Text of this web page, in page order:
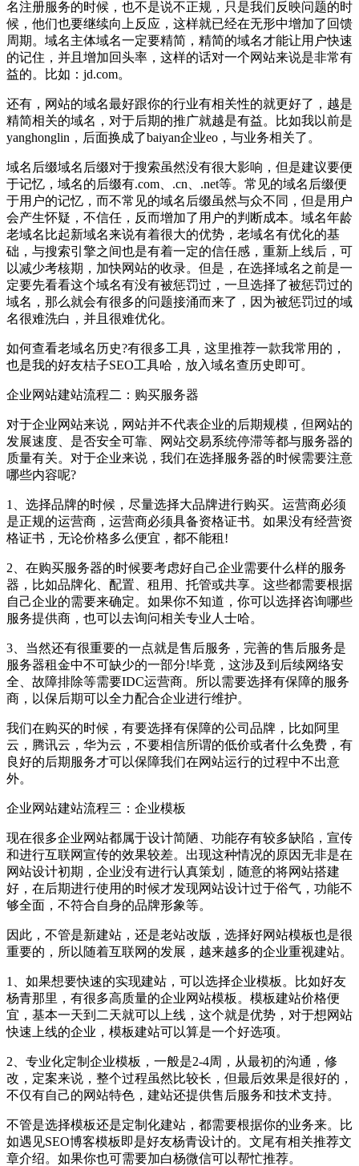
名注册服务的时候，也不是说不正规，只是我们反映问题的时
候，他们也要继续向上反应，这样就已经在无形中增加了回馈
周期。域名主体域名一定要精简，精简的域名才能让用户快速
的记住，并且增加回头率，这样的话对一个网站来说是非常有
益的。比如：jd.com。
还有，网站的域名最好跟你的行业有相关性的就更好了，越是
精简相关的域名，对于后期的推广就越是有益。比如我以前是
yanghonglin，后面换成了baiyan企业eo，与业务相关了。
域名后缀域名后缀对于搜索虽然没有很大影响，但是建议要便
于记忆，域名的后缀有.com、.cn、.net等。常见的域名后缀便
于用户的记忆，而不常见的域名后缀虽然与众不同，但是用户
会产生怀疑，不信任，反而增加了用户的判断成本。域名年龄
老域名比起新域名来说有着很大的优势，老域名有优化的基
础，与搜索引擎之间也是有着一定的信任感，重新上线后，可
以减少考核期，加快网站的收录。但是，在选择域名之前是一
定要先看看这个域名有没有被惩罚过，一旦选择了被惩罚过的
域名，那么就会有很多的问题接涌而来了，因为被惩罚过的域
名很难洗白，并且很难优化。
如何查看老域名历史?有很多工具，这里推荐一款我常用的，
也是我的好友桔子SEO工具哈，放入域名查历史即可。
企业网站建站流程二：购买服务器
对于企业网站来说，网站并不代表企业的后期规模，但网站的
发展速度、是否安全可靠、网站交易系统停滞等都与服务器的
质量有关。对于企业来说，我们在选择服务器的时候需要注意
哪些内容呢?
1、选择品牌的时候，尽量选择大品牌进行购买。运营商必须
是正规的运营商，运营商必须具备资格证书。如果没有经营资
格证书，无论价格多么便宜，都不能租!
2、在购买服务器的时候要考虑好自己企业需要什么样的服务
器，比如品牌化、配置、租用、托管或共享。这些都需要根据
自己企业的需要来确定。如果你不知道，你可以选择咨询哪些
服务提供商，也可以去询问相关专业人士哈。
3、当然还有很重要的一点就是售后服务，完善的售后服务是
服务器租金中不可缺少的一部分!毕竟，这涉及到后续网络安
全、故障排除等需要IDC运营商。所以需要选择有保障的服务
商，以保后期可以全力配合企业进行维护。
我们在购买的时候，有要选择有保障的公司品牌，比如阿里
云，腾讯云，华为云，不要相信所谓的低价或者什么免费，有
良好的后期服务才可以保障我们在网站运行的过程中不出意
外。
企业网站建站流程三：企业模板
现在很多企业网站都属于设计简陋、功能存有较多缺陷，宣传
和进行互联网宣传的效果较差。出现这种情况的原因无非是在
网站设计初期，企业没有进行认真策划，随意的将网站搭建
好，在后期进行使用的时候才发现网站设计过于俗气，功能不
够全面，不符合自身的品牌形象等。
因此，不管是新建站，还是老站改版，选择好网站模板也是很
重要的，所以随着互联网的发展，越来越多的企业重视建站。
1、如果想要快速的实现建站，可以选择企业模板。比如好友
杨青那里，有很多高质量的企业网站模板。模板建站价格便
宜，基本一天到二天就可以上线，这个就是优势，对于想网站
快速上线的企业，模板建站可以算是一个好选项。
2、专业化定制企业模板，一般是2-4周，从最初的沟通，修
改，定案来说，整个过程虽然比较长，但最后效果是很好的，
不仅有自己的网站特色，建站还提供售后服务和技术支持。
不管是选择模板还是定制化建站，都需要根据你的业务来。比
如遇见SEO博客模板即是好友杨青设计的。文尾有相关推荐文
章介绍。如果你也可需要加白杨微信可以帮忙推荐。